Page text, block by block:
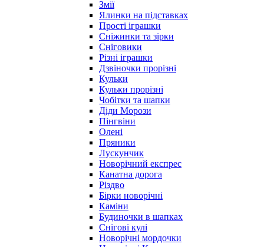
Змії
Ялинки на підставках
Прості іграшки
Сніжинки та зірки
Сніговики
Різні іграшки
Дзвіночки прорізні
Кульки
Кульки прорізні
Чобітки та шапки
Діди Морози
Пінгвіни
Олені
Пряники
Лускунчик
Новорічний експрес
Канатна дорога
Різдво
Бірки новорічні
Каміни
Будиночки в шапках
Снігові кулі
Новорічні мордочки